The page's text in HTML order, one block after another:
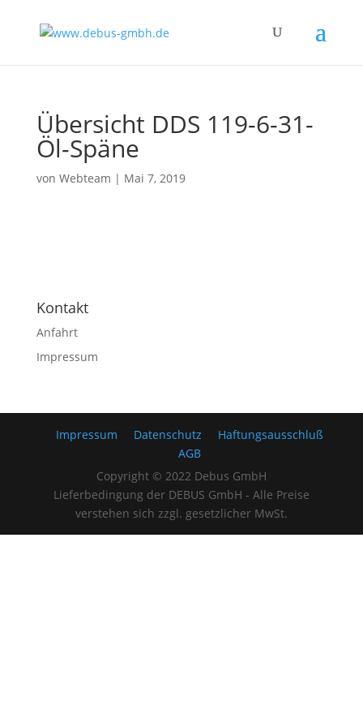
Übersicht DDS 119-6-31-
Öl-Späne
von Webteam | Mai 7, 2019
Kontakt
Anfahrt
Impressum
Impressum Datenschutz
Haftungsausschluß
AGB
Copyright © 2022 Debus GmbH
Lieferbedingung der DEBUS GmbH - Alle Preise
verstehen sich zzgl. gesetzlicher MwSt.